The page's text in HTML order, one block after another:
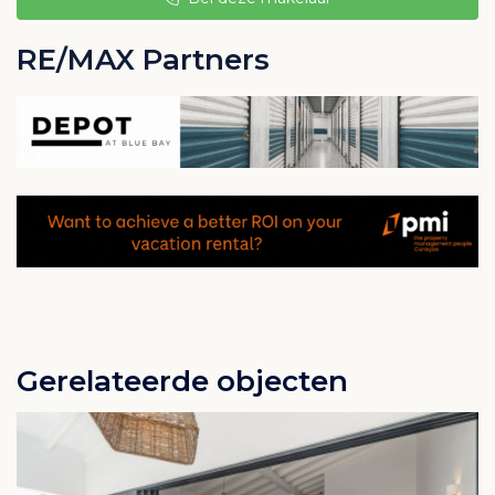
voor een wasmachine/droger. Alle kamers zijn
voorbereid voor televisie, telefoon en internet. Er zijn
voldoende stopcontacten aanwezig voor 220V-
apparatuur. Alle ramen en deuren zijn gemaakt van
duurzaam, onderhoudsarm PVC uit Duitsland en
hebben een draai-kiep functie. Alle kamers zijn
Bewoners van Residence Le Bleu hebben toegang tot
het gemeenschappelijke zwembad met palapa en
kunstgras. Daarnaast ontvangen zij een Blue Bay
beach pass die toegang biedt tot de beach club. Per
RE/MAX Partners
Gerelateerde objecten